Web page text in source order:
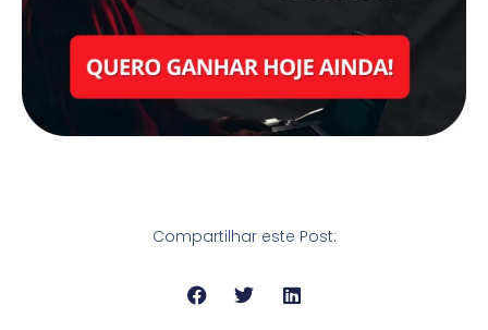
Compartilhar este Post: